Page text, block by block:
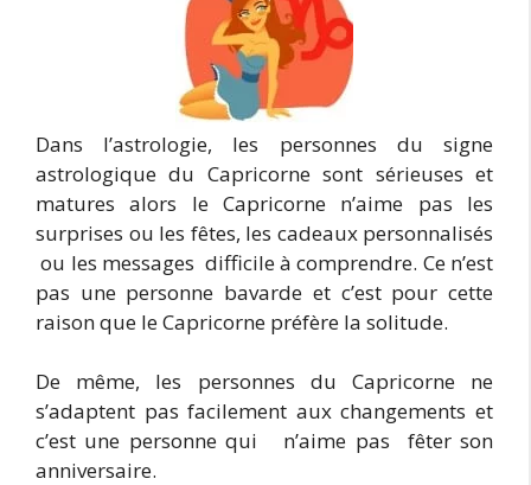
Dans l’astrologie, les personnes du signe
astrologique du Capricorne sont sérieuses et
matures alors le Capricorne n’aime pas les
surprises ou les fêtes, les cadeaux personnalisés
ou les messages difficile à comprendre. Ce n’est
pas une personne bavarde et c’est pour cette
raison que le Capricorne préfère la solitude.
De même, les personnes du Capricorne ne
s’adaptent pas facilement aux changements et
c’est une personne qui n’aime pas fêter son
anniversaire.